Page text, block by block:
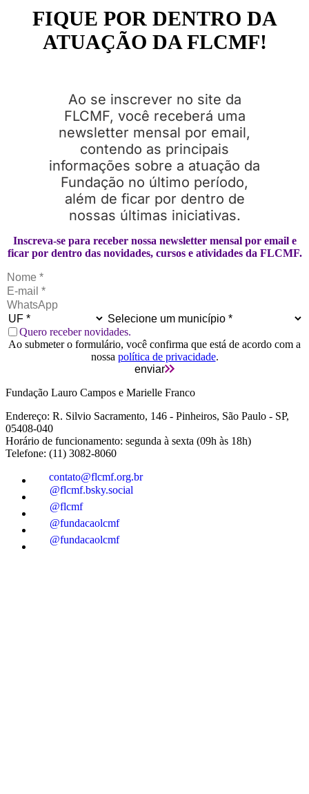
Inscreva-se para receber nossa newsletter mensal por email e
ficar por dentro das novidades, cursos e atividades da FLCMF.
Quero receber novidades.
Ao submeter o formulário, você confirma que está de acordo com a
nossa política de privacidade.
enviar
FIQUE POR DENTRO DA
ATUAÇÃO DA FLCMF!
Ao se inscrever no site da
FLCMF, você receberá uma
newsletter mensal por email,
contendo as principais
informações sobre a atuação da
Fundação no último período,
além de ficar por dentro de
nossas últimas iniciativas.
Fundação Lauro Campos e Marielle Franco
Endereço: R. Silvio Sacramento, 146 - Pinheiros, São Paulo - SP,
05408-040
Horário de funcionamento: segunda à sexta (09h às 18h)
Telefone: (11) 3082-8060
contato@flcmf.org.br
@flcmf.bsky.social
@flcmf
@fundacaolcmf
@fundacaolcmf